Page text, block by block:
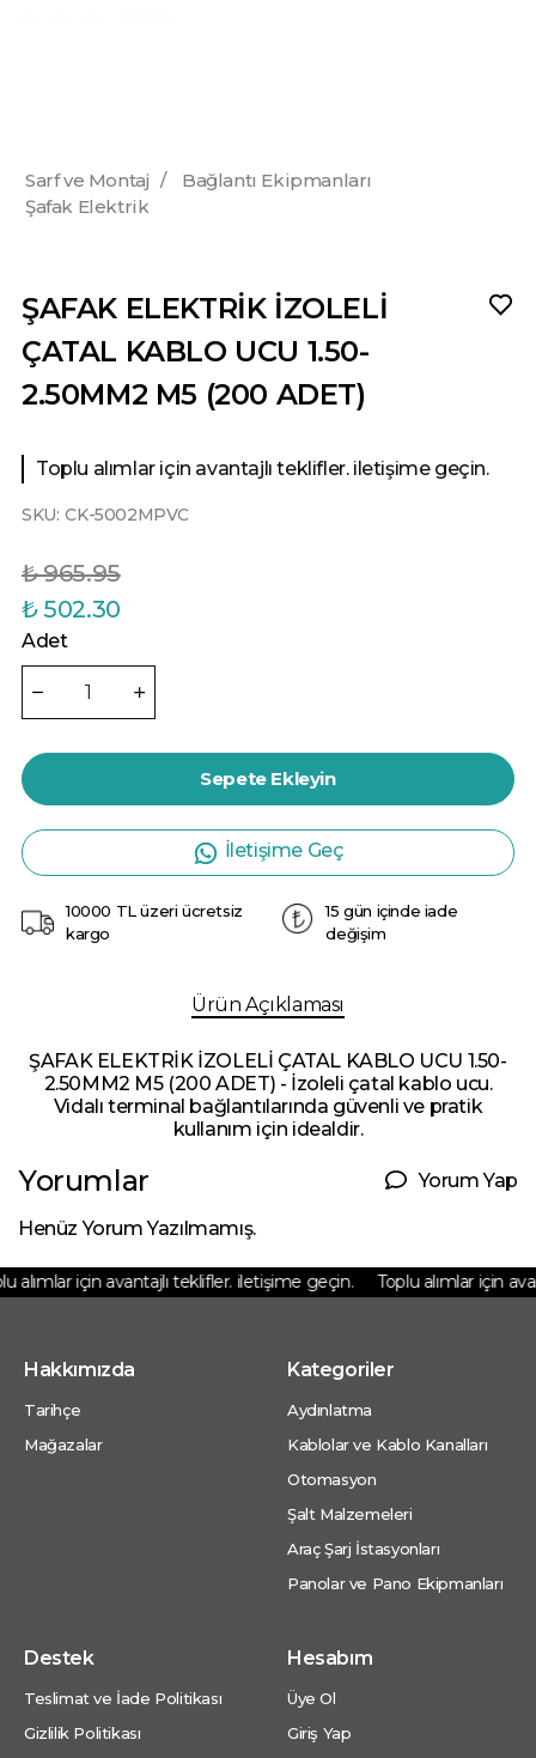
Sarf ve Montaj /
Bağlantı Ekipmanları
Şafak Elektrik
ŞAFAK ELEKTRİK İZOLELİ
ÇATAL KABLO UCU 1.50-
2.50MM2 M5 (200 ADET)
Toplu alımlar için avantajlı teklifler. iletişime geçin.
SKU: CK-5002MPVC
₺ 965.95
₺ 502.30
Adet
Sepete Ekleyin
İletişime Geç
10000 TL üzeri ücretsiz
kargo
15 gün içinde iade
değişim
Ürün Açıklaması
ŞAFAK ELEKTRİK İZOLELİ ÇATAL KABLO UCU 1.50-
2.50MM2 M5 (200 ADET) - İzoleli çatal kablo ucu.
Vidalı terminal bağlantılarında güvenli ve pratik
kullanım için idealdir.
Yorumlar Yorum Yap
Henüz Yorum Yazılmamış.
alımlar için avantajlı teklifler. iletişime geçin. Toplu alımlar için
Hakkımızda
Tarihçe
Mağazalar
Kategoriler
Aydınlatma
Kablolar ve Kablo Kanalları
Otomasyon
Şalt Malzemeleri
Araç Şarj İstasyonları
Panolar ve Pano Ekipmanları
Destek
Teslimat ve İade Politikası
Gizlilik Politikası
Hesabım
Üye Ol
Giriş Yap